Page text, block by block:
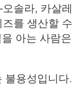
솔라, 카살레
를 생산할 수
아는 사람은
불용성입니다.